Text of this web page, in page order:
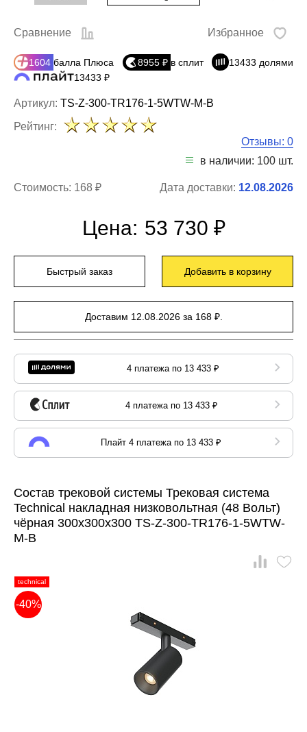
Артикул: TS-Z-300-TR176-1-5WTW-M-B
Сравнение Избранное
1604 балла Плюса 8955 ₽ в сплит
13433 долями
13433 ₽
Рейтинг:
Отзывы: 0
в наличии: 100 шт.
Стоимость: 168 ₽ Дата доставки: 12.08.2026
Цена: 53 730 ₽
Быстрый заказ Добавить в корзину
Доставим 12.08.2026 за 168 ₽.
4 платежа по 13 433 ₽
4 платежа по 13 433 ₽
Плайт 4 платежа по 13 433 ₽
Состав трековой системы Трековая система
Technical накладная низковольтная (48 Вольт)
чёрная 300x300x300 TS-Z-300-TR176-1-5WTW-
M-B
technical
-40%